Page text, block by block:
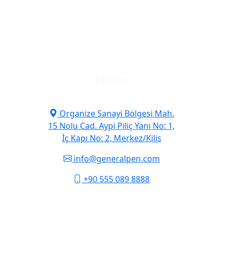
Organize Sanayi Bölgesi Mah.
15 Nolu Cad. Aypi Piliç Yanı No: 1,
İç Kapı No: 2, Merkez/Kilis
info@generalpen.com
+90 555 089 8888